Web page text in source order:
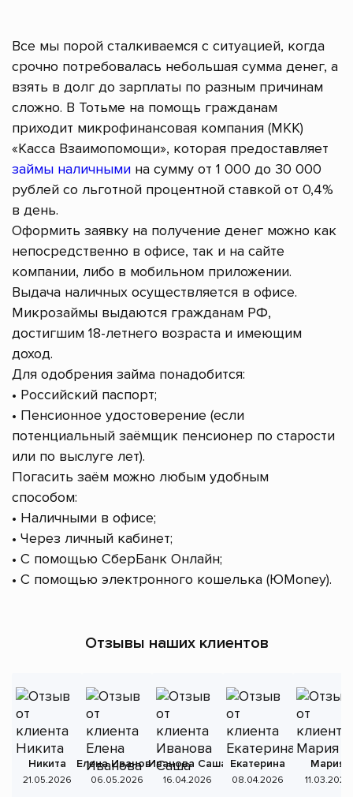
Все мы порой сталкиваемся с ситуацией, когда
срочно потребовалась небольшая сумма денег, а
взять в долг до зарплаты по разным причинам
сложно. В Тотьме на помощь гражданам
приходит микрофинансовая компания (МКК)
«Касса Взаимопомощи», которая предоставляет
займы наличными на сумму от 1 000 до 30 000
рублей со льготной процентной ставкой от 0,4%
в день.
Оформить заявку на получение денег можно как
непосредственно в офисе, так и на сайте
компании, либо в мобильном приложении.
Выдача наличных осуществляется в офисе.
Микрозаймы выдаются гражданам РФ,
достигшим 18-летнего возраста и имеющим
доход.
Для одобрения займа понадобится:
• Российский паспорт;
• Пенсионное удостоверение (если
потенциальный заёмщик пенсионер по старости
или по выслуге лет).
Погасить заём можно любым удобным
способом:
• Наличными в офисе;
• Через личный кабинет;
• С помощью СберБанк Онлайн;
• С помощью электронного кошелька (ЮMoney).
Отзывы наших клиентов
Никита
21.05.2026
Елена Иванова
06.05.2026
Иванова Саша
16.04.2026
Екатерина
08.04.2026
Мария
11.03.2026